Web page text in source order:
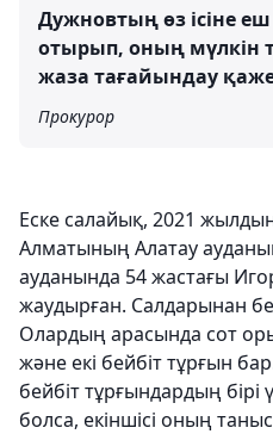
Дужновтың өз ісіне еш
отырып, оның мүлкін
жаза тағайындау
Прокурор
Еске салайық, 2021
Алматының Алатау
ауданында 54 жастағы
жаудырған. Салдарынан
Олардың арасында сот
және екі бейбіт тұрғын
бейбіт тұрғындардың
болса, екіншісі оның